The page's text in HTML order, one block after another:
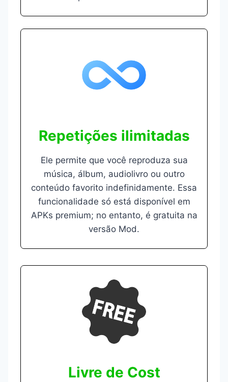
Repetições ilimitadas
Ele permite que você reproduza sua
música, álbum, audiolivro ou outro
conteúdo favorito indefinidamente. Essa
funcionalidade só está disponível em
APKs premium; no entanto, é gratuita na
versão Mod.
Livre de Cost